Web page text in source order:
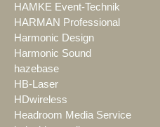
HAMKE Event-Technik
HARMAN Professional
Harmonic Design
Harmonic Sound
hazebase
HB-Laser
HDwireless
Headroom Media Service